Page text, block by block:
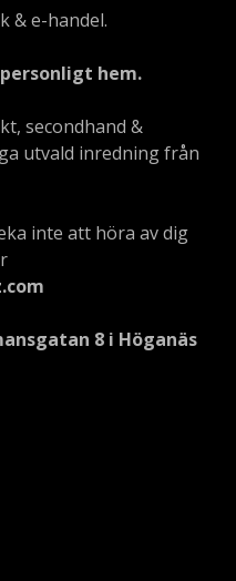
& e-handel.
hem.
secondhand &
utvald inredning från
inte att höra av dig
8 i Höganäs